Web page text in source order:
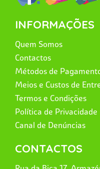
INFORMAÇÕES
Quem Somos
Contactos
Métodos de
Meios e Custos de
Termos e Condições
Política de Privacidade
Canal de Denúncias
CONTACTOS